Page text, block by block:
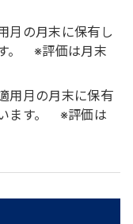
月の月末に保有し
。 ※評価は月末
用月の月末に保有
ます。 ※評価は